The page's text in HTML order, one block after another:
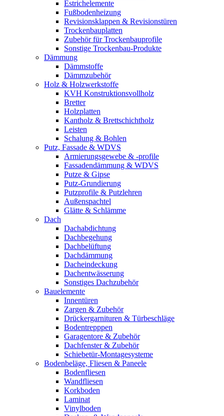
Estrichelemente
Fußbodenheizung
Revisionsklappen & Revisionstüren
Trockenbauplatten
Zubehör für Trockenbauprofile
Sonstige Trockenbau-Produkte
Dämmung
Dämmstoffe
Dämmzubehör
Holz & Holzwerkstoffe
KVH Konstruktionsvollholz
Bretter
Holzplatten
Kantholz & Brettschichtholz
Leisten
Schalung & Bohlen
Putz, Fassade & WDVS
Armierungsgewebe & -profile
Fassadendämmung & WDVS
Putze & Gipse
Putz-Grundierung
Putzprofile & Putzlehren
Außenspachtel
Glätte & Schlämme
Dach
Dachabdichtung
Dachbegehung
Dachbelüftung
Dachdämmung
Dacheindeckung
Dachentwässerung
Sonstiges Dachzubehör
Bauelemente
Innentüren
Zargen & Zubehör
Drückergarnituren & Türbeschläge
Bodentrepppen
Garagentore & Zubehör
Dachfenster & Zubehör
Schiebetür-Montagesysteme
Bodenbeläge, Fliesen & Paneele
Bodenfliesen
Wandfliesen
Korkboden
Laminat
Vinylboden